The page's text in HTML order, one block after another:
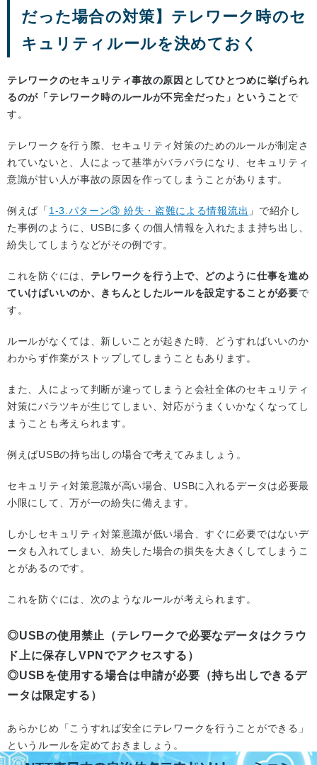
だった場合の対策】テレワーク時のセ
キュリティルールを決めておく
テレワークのセキュリティ事故の原因としてひとつめに挙げられ
るのが「テレワーク時のルールが不完全だった」ということ で
す。
テレワークを行う際、セキュリティ対策のためのルールが制定さ
れていないと、人によって基準がバラバラになり、セキュリティ
意識が甘い人が事故の原因を作ってしまうことがあります。
例えば「 1-3.パターン③ 紛失・盗難による情報流出 」で紹介し
た事例のように、USBに多くの個人情報を入れたまま持ち出し、
紛失してしまうなどがその例です。
これを防ぐには、 テレワークを行う上で、どのように仕事を進め
ていけばいいのか、きちんとしたルールを設定することが必要で
す。
ルールがなくては、新しいことが起きた時、どうすればいいのか
わからず作業がストップしてしまうこともあります。
また、人によって判断が違ってしまうと会社全体のセキュリティ
対策にバラツキが生じてしまい、対応がうまくいかなくなってし
まうことも考えられます。
例えばUSBの持ち出しの場合で考えてみましょう。
セキュリティ対策意識が高い場合、USBに入れるデータは必要最
小限にして、万が一の紛失に備えます。
しかしセキュリティ対策意識が低い場合、すぐに必要ではないデ
ータも入れてしまい、紛失した場合の損失を大きくしてしまうこ
とがあるのです。
これを防ぐには、次のようなルールが考えられます。
◎USBの使用禁止（テレワークで必要なデータはクラウ
ド上に保存しVPNでアクセスする）
◎USBを使用する場合は申請が必要（持ち出しできるデ
ータは限定する）
あらかじめ「こうすれば安全にテレワークを行うことができる」
というルールを定めておきましょう。